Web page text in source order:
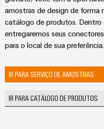
amostras de design de forma
catálogo de produtos. Dentro
entregaremos seus
para o local de sua preferência.
IR PARA SERVIÇO DE AMOSTRAS
IR PARA CATÁLOGO DE PRODUTOS